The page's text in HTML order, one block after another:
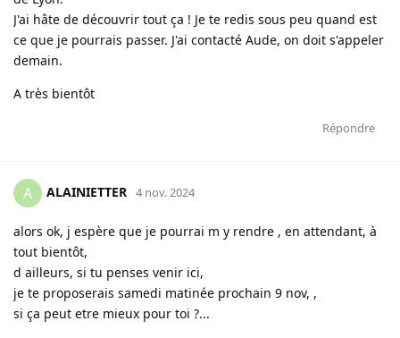
J'ai hâte de découvrir tout ça ! Je te redis sous peu quand est
ce que je pourrais passer. J'ai contacté Aude, on doit s'appeler
demain.
A très bientôt
Répondre
A ALAINIETTER 4 nov. 2024
alors ok, j espère que je pourrai m y rendre , en attendant, à
tout bientôt,
d ailleurs, si tu penses venir ici,
je te proposerais samedi matinée prochain 9 nov, ,
si ça peut etre mieux pour toi ?...